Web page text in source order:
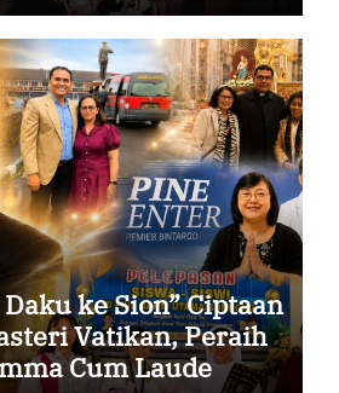
ke Sion” Ciptaan
Vatikan, Peraih
Cum Laude